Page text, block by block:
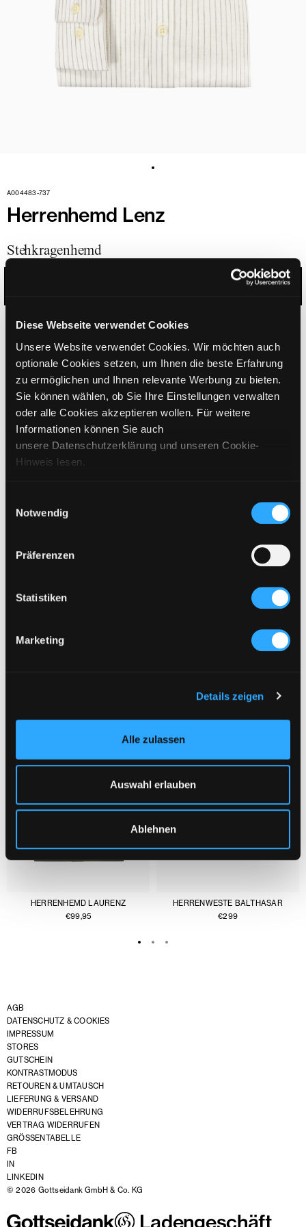
Diese Webseite verwendet Cookies
Unsere Website verwendet Cookies. Wir möchten auch
optionale Cookies setzen, um Ihnen die beste Erfahrung
zu ermöglichen und Ihnen relevante Werbung zu bieten.
Sie können wählen, ob Sie Ihre Einstellungen verwalten
oder alle Cookies akzeptieren wollen. Für weitere
Informationen können Sie auch
unsere Datenschutzerklärung und unseren Cookie-
Hinweis lesen.
Notwendig
Präferenzen
Statistiken
Marketing
Details zeigen
Alle zulassen
Auswahl erlauben
Ablehnen
A004483-737
Herrenhemd Lenz
Stehkragenhemd
GRÖSSE WÄHLEN
99,95 inkl. MwSt. / exkl. Versand
BITTE WÄHLEN SIE EINE GRÖSSE AUS
IN DEN WARENKORB
GRÖSSENANGABEN
PFLEGEHINWEISE
HERRENHEMD LAURENZ
€99,95
HERRENWESTE BALTHASAR
€299
AGB
DATENSCHUTZ & COOKIES
IMPRESSUM
STORES
GUTSCHEIN
KONTRASTMODUS
RETOUREN & UMTAUSCH
LIEFERUNG & VERSAND
WIDERRUFSBELEHRUNG
VERTRAG WIDERRUFEN
GRÖSSENTABELLE
FB
IN
LINKEDIN
© 2026 Gottseidank GmbH & Co. KG
Ladengeschäft